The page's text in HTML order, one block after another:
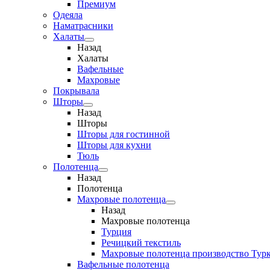
Премиум
Одеяла
Наматрасники
Халаты
Назад
Халаты
Вафельные
Махровые
Покрывала
Шторы
Назад
Шторы
Шторы для гостинной
Шторы для кухни
Тюль
Полотенца
Назад
Полотенца
Махровые полотенца
Назад
Махровые полотенца
Турция
Речицкий текстиль
Махровые полотенца производство
Вафельные полотенца